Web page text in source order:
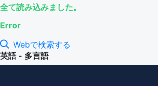
全て読み込みました。
Error
Webで検索する
英語 - 多言語